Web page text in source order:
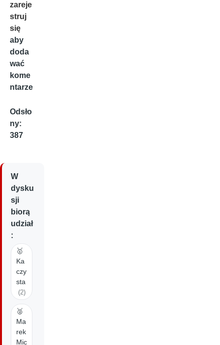
zareje
struj
się
aby
doda
wać
kome
ntarze
Odsło
ny:
387
W
dysku
sji
biorą
udział
:
🥇
Ka
czy
sta
(2)
🥈
Ma
rek
Mic